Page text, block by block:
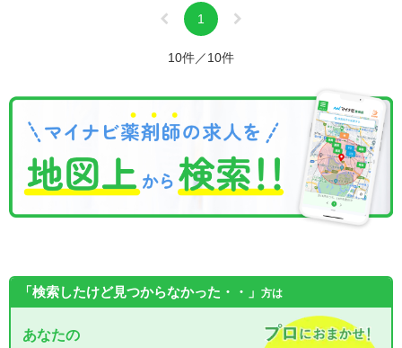
1
10件／10件
「検索したけど見つからなかった・・」 方は
あなたの